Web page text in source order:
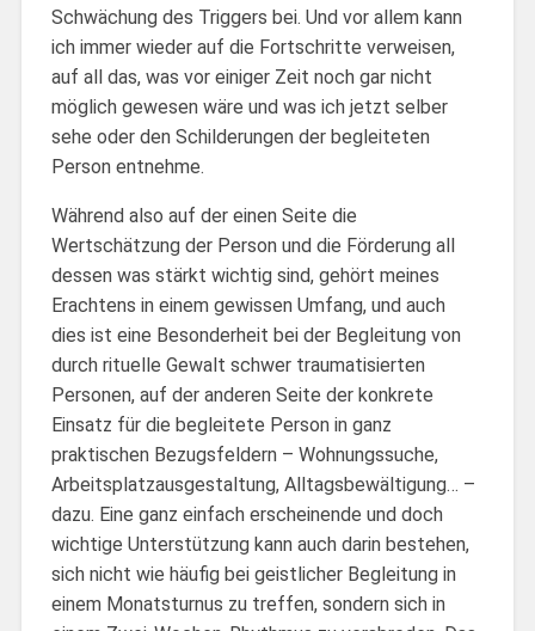
Schwächung des Triggers bei. Und vor allem kann
ich immer wieder auf die Fortschritte verweisen,
auf all das, was vor einiger Zeit noch gar nicht
möglich gewesen wäre und was ich jetzt selber
sehe oder den Schilderungen der begleiteten
Person entnehme.
Während also auf der einen Seite die
Wertschätzung der Person und die Förderung all
dessen was stärkt wichtig sind, gehört meines
Erachtens in einem gewissen Umfang, und auch
dies ist eine Besonderheit bei der Begleitung von
durch rituelle Gewalt schwer traumatisierten
Personen, auf der anderen Seite der konkrete
Einsatz für die begleitete Person in ganz
praktischen Bezugsfeldern – Wohnungssuche,
Arbeitsplatzausgestaltung, Alltagsbewältigung… –
dazu. Eine ganz einfach erscheinende und doch
wichtige Unterstützung kann auch darin bestehen,
sich nicht wie häufig bei geistlicher Begleitung in
einem Monatsturnus zu treffen, sondern sich in